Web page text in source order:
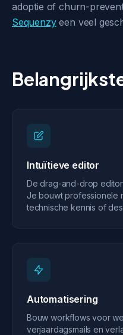
adoptie of churn-
Sequenzyeen veel
Intuïtieve editor
De drag-and-drop
Je bouwt professionele
technische kennis of
Automatisering
Bouw workflows voor
verjaardagsmails en